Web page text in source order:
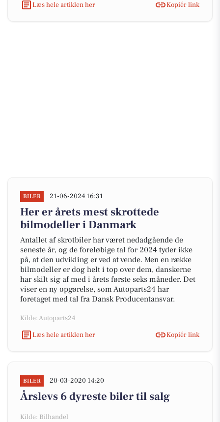
Læs hele artiklen her Kopiér link
BILER 21-06-2024 16:31
Her er årets mest skrottede
bilmodeller i Danmark
Antallet af skrotbiler har været nedadgående de
seneste år, og de foreløbige tal for 2024 tyder ikke
på, at den udvikling er ved at vende. Men en række
bilmodeller er dog helt i top over dem, danskerne
har skilt sig af med i årets første seks måneder. Det
viser en ny opgørelse, som Autoparts24 har
foretaget med tal fra Dansk Producentansvar.
Kilde: Autoparts24
Læs hele artiklen her
Kopiér link
BILER 20-03-2020 14:20
Årslevs 6 dyreste biler til salg
Kilde: Bilhandel